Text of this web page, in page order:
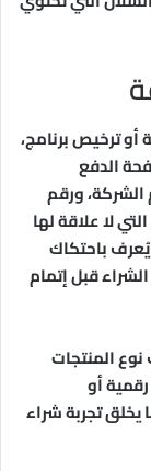
أو ترخيص برنامج،
الدفع
الشركة، ورقم
لا علاقة لها
باحتكاك
قبل إتمام
المنتجات
أو
يخلق تجربة شراء